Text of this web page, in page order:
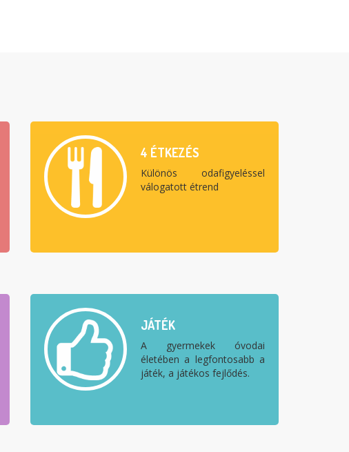
4 ÉTKEZÉS
Különös odafigyeléssel
válogatott étrend
JÁTÉK
A gyermekek óvodai
életében a legfontosabb a
játék, a játékos fejlődés.